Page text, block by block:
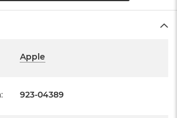
Apple
: 923-04389